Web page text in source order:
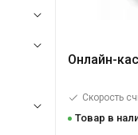
Онлайн-
Скорость
Товар в